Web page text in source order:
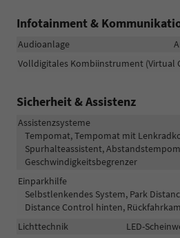
Infotainment &
Audioanlage
Volldigitales Kombiinstrument (Virtual
Sicherheit & Assistenz
Assistenzsysteme
Tempomat, Tempomat mit
Spurhalteassistent,
Geschwindigkeitsbegrenzer
Einparkhilfe
Selbstlenkendes System, Park
Distance Control hinten,
Lichttechnik
LED-